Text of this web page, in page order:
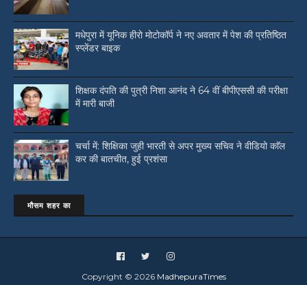
मधेपुरा में यूनिक हीरो मोटोकॉर्प ने नए अवतार में पेश की प्रतिष्ठित
स्प्लेंडर बाइक
शिक्षक दंपति की पुत्री निशा आनंद ने 64 वीं बीपीएससी की परीक्षा
में मारी बाजी
चर्चा में: शिक्षिका जुही भारती से अपर मुख्य सचिव ने वीडियो काॅल
कर की बातचीत, हुई प्रशंसा
मौसम शहर का
Copyright © 2026 MadhepuraTimes